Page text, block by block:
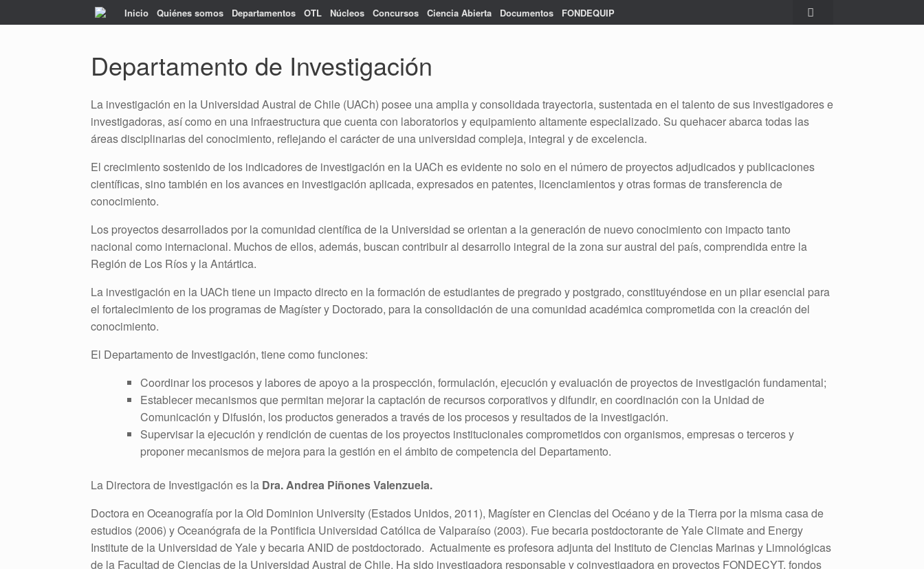
Inicio Quiénes somos Departamentos OTL Núcleos Concursos Ciencia Abierta Documentos FONDEQUIP
Departamento de Investigación
La investigación en la Universidad Austral de Chile (UACh) posee una amplia y consolidada trayectoria, sustentada en el talento de sus investigadores e
investigadoras, así como en una infraestructura que cuenta con laboratorios y equipamiento altamente especializado. Su quehacer abarca todas las
áreas disciplinarias del conocimiento, reflejando el carácter de una universidad compleja, integral y de excelencia.
El crecimiento sostenido de los indicadores de investigación en la UACh es evidente no solo en el número de proyectos adjudicados y publicaciones
científicas, sino también en los avances en investigación aplicada, expresados en patentes, licenciamientos y otras formas de transferencia de
conocimiento.
Los proyectos desarrollados por la comunidad científica de la Universidad se orientan a la generación de nuevo conocimiento con impacto tanto
nacional como internacional. Muchos de ellos, además, buscan contribuir al desarrollo integral de la zona sur austral del país, comprendida entre la
Región de Los Ríos y la Antártica.
La investigación en la UACh tiene un impacto directo en la formación de estudiantes de pregrado y postgrado, constituyéndose en un pilar esencial para
el fortalecimiento de los programas de Magíster y Doctorado, para la consolidación de una comunidad académica comprometida con la creación del
conocimiento.
El Departamento de Investigación, tiene como funciones:
Coordinar los procesos y labores de apoyo a la prospección, formulación, ejecución y evaluación de proyectos de investigación fundamental;
Establecer mecanismos que permitan mejorar la captación de recursos corporativos y difundir, en coordinación con la Unidad de
Comunicación y Difusión, los productos generados a través de los procesos y resultados de la investigación.
Supervisar la ejecución y rendición de cuentas de los proyectos institucionales comprometidos con organismos, empresas o terceros y
proponer mecanismos de mejora para la gestión en el ámbito de competencia del Departamento.
La Directora de Investigación es la Dra. Andrea Piñones Valenzuela.
Doctora en Oceanografía por la Old Dominion University (Estados Unidos, 2011), Magíster en Ciencias del Océano y de la Tierra por la misma casa de
estudios (2006) y Oceanógrafa de la Pontificia Universidad Católica de Valparaíso (2003). Fue becaria postdoctorante de Yale Climate and Energy
Institute de la Universidad de Yale y becaria ANID de postdoctorado. Actualmente es profesora adjunta del Instituto de Ciencias Marinas y Limnológicas
de la Facultad de Ciencias de la Universidad Austral de Chile. Ha sido investigadora responsable y coinvestigadora en proyectos FONDECYT, fondos